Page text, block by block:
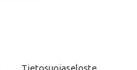
Tietosuojaseloste